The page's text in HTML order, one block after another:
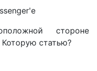
стороне
статью?